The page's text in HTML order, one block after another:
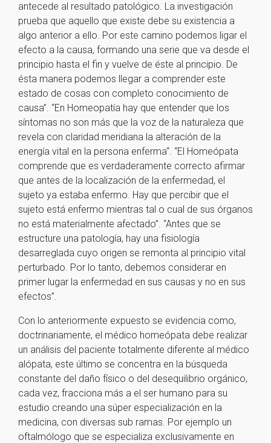
antecede al resultado patológico. La investigación
prueba que aquello que existe debe su existencia a
algo anterior a ello. Por este camino podemos ligar el
efecto a la causa, formando una serie que va desde el
principio hasta el fin y vuelve de éste al principio. De
ésta manera podemos llegar a comprender este
estado de cosas con completo conocimiento de
causa”. “En Homeopatía hay que entender que los
síntomas no son más que la voz de la naturaleza que
revela con claridad meridiana la alteración de la
energía vital en la persona enferma“. “El Homeópata
comprende que es verdaderamente correcto afirmar
que antes de la localización de la enfermedad, el
sujeto ya estaba enfermo. Hay que percibir que el
sujeto está enfermo mientras tal o cual de sus órganos
no está materialmente afectado”. “Antes que se
estructure una patología, hay una fisiología
desarreglada cuyo origen se remonta al principio vital
perturbado. Por lo tanto, debemos considerar en
primer lugar la enfermedad en sus causas y no en sus
efectos”.
Con lo anteriormente expuesto se evidencia como,
doctrinariamente, el médico homeópata debe realizar
un análisis del paciente totalmente diferente al médico
alópata, este último se concentra en la búsqueda
constante del daño físico o del desequilibrio orgánico,
cada vez, fracciona más a el ser humano para su
estudio creando una súper especialización en la
medicina, con diversas sub ramas. Por ejemplo un
oftalmólogo que se especializa exclusivamente en